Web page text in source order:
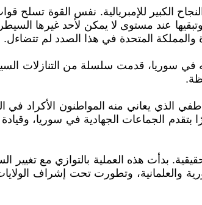
الكبير للإمبريالية. نفس القوة
عند مستوى لا يمكن لأحد غيرها
المتحدة في هذا الصدد لم تتضاءل.
سوريا، قدمت سلسلة من التنازلات
يعاني منه المواطنون الأكراد في
بتقدم الجماعات الجهادية في سوريا،
بدأت هذه العملية بالتوازي مع
وتطورت تحت إشراف